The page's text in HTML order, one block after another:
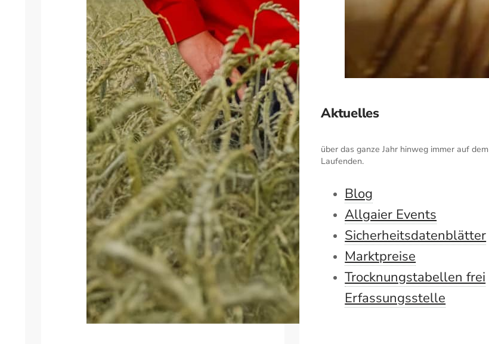
Aktuelles
über das ganze Jahr hinweg immer auf dem
Laufenden.
Blog
Allgaier Events
Sicherheitsdatenblätter
Marktpreise
Trocknungstabellen frei
Erfassungsstelle